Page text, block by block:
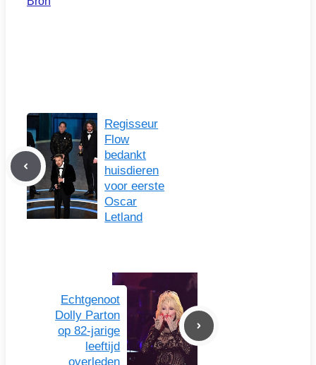
Regisseur
Flow
bedankt
huisdieren
voor eerste
Oscar
Letland
Echtgenoot
Dolly Parton
op 82-jarige
leeftijd
overleden